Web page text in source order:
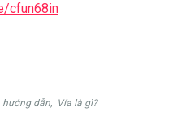
cfun68in
hướng dẫn, Vía là gì?